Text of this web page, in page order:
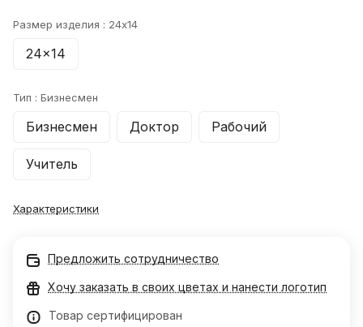
Размер изделия : 24x14
24x14
Тип : Бизнесмен
Бизнесмен Доктор Рабочий
Учитель
Характеристики
Предложить сотрудничество
Хочу заказать в своих цветах и нанести логотип
Товар сертифицирован